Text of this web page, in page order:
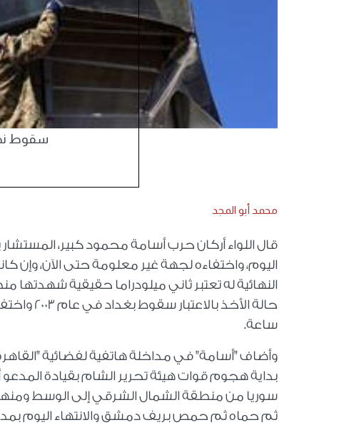
سقوط
محمد أبو المجد
قال اللواء أركان حرب أسامة محمود كبير،
اليوم، واختفاءه لجهة غير معلومة حتى الآن،
النهائية له تعتبر ثاني ميلودراما حقيقية
ساعة.
وأضاف "أسامة" في مداخلة هاتفية لفضائية "القاهرة
بداية هجوم قوات هيئة تحرير الشام بقيادة
سوريا من منطقة الشمال الشرقي إلى الوسط
ثم حماه ثم حمص بريف دمشق والانتهاء اليوم